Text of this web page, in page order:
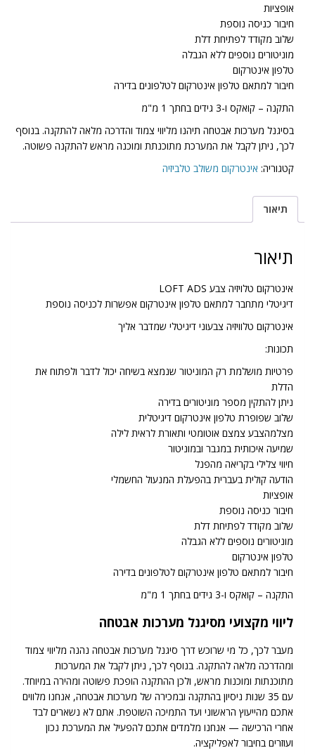
אופציות
חיבור כניסה נוספת
שלוב מקודד לפתיחת דלת
מוניטורים נוספים ללא הגבלה
טלפון אינטרקום
חיבור למתאם טלפון אינטרקום לטלפונים בדירה
התקנה – קואקס ו-3 גידים בחתך 1 מ"מ
בסיגנל מערכות אבטחה תיהנו מליווי צמוד והדרכה מלאה להתקנה. בנוסף
לכך, ניתן לקבל את המערכת מתוכנתת ומוכנה מראש להתקנה פשוטה.
קטגוריה: אינטרקום משולב טלביזיה
תיאור
תיאור
אינטרקום טלויזיה צבע LOFT ADS
דיגיטלי מתחבר למתאם טלפון אינטרקום אפשרות לכניסה נוספת
אינטרקום טלוויזיה צבעוני דיגיטלי שמדבר אליך
תכונות:
פרטיות מושלמת רק המוניטור שנמצא בשיחה יכול לדבר ולפתוח את
הדלת
ניתן להתקין מספר מוניטורים בדירה
שלוב שפופרת טלפון אינטרקום דיגיטלית
מצלמהצבע צמצם אוטומטי ותאורת לראית לילה
שמיעה איכותית במגבר ובמוניטור
חיווי צלילי בקריאה מהפנל
הודעה קולית בעברית בהפעלת המנעול החשמלי
אופציות
חיבור כניסה נוספת
שלוב מקודד לפתיחת דלת
מוניטורים נוספים ללא הגבלה
טלפון אינטרקום
חיבור למתאם טלפון אינטרקום לטלפונים בדירה
התקנה – קואקס ו-3 גידים בחתך 1 מ"מ
ליווי מקצועי מסיגנל מערכות אבטחה
מעבר לכך, כל מי שרוכש דרך סיגנל מערכות אבטחה נהנה מליווי צמוד
ומהדרכה מלאה להתקנה. בנוסף לכך, ניתן לקבל את המערכות
מתוכנתות ומוכנות מראש, ולכן ההתקנה הופכת פשוטה ומהירה במיוחד.
עם 35 שנות ניסיון בהתקנה ובמכירה של מערכות אבטחה, אנחנו מלווים
אתכם מהייעוץ הראשוני ועד התמיכה השוטפת. אתם לא נשארים לבד
אחרי הרכישה — אנחנו מלמדים אתכם להפעיל את המערכת נכון
ועוזרים בחיבור לאפליקציה.